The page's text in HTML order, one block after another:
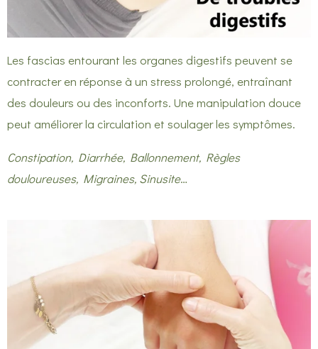
Les fascias entourant les organes digestifs peuvent se
contracter en réponse à un stress prolongé, entraînant
des douleurs ou des inconforts. Une manipulation douce
peut améliorer la circulation et soulager les symptômes.
Constipation, Diarrhée, Ballonnement, Règles
douloureuses, Migraines, Sinusite…